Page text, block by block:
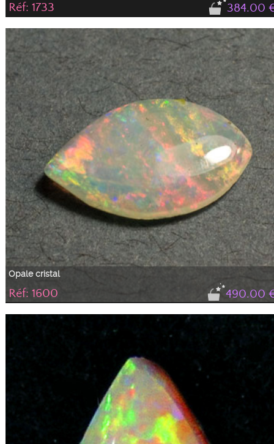
384.00
Réf: 1733
Opale très translucide qui doit être montée en bijouterie avec un fond noir,
de garder toute sa brillance.
Opale cristal
490.00
Réf: 1600